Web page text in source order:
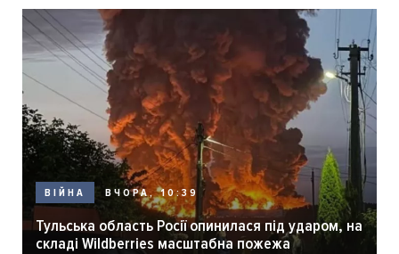
ВІЙНА ВЧОРА, 10:39
Тульська область Росії опинилася під ударом, на
складі Wildberries масштабна пожежа